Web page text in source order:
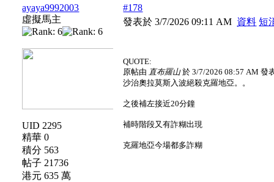
ayaya9992003
虛擬馬主
UID 2295
精華 0
積分 563
帖子 21736
港元 635 萬
#178
發表於 3/7/2026 09:11 AM 資料 短
QUOTE:
原帖由 直布羅山於 3/7/2026 08:57 AM 發
沙治奧拉莫斯入波絕殺克羅地亞。。
之後補左接近20分鐘
補時階段又有詐糊出現
克羅地亞今場都多詐糊